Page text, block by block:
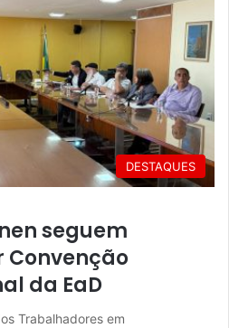
DESTAQUES
seguem
Convenção
da EaD
Trabalhadores em